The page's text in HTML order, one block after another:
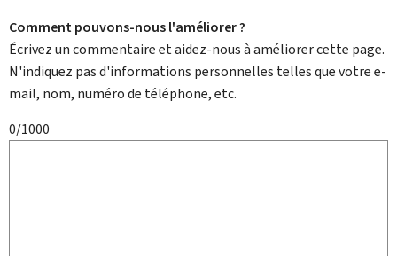
Comment pouvons-nous l'améliorer ?
Écrivez un commentaire et aidez-nous à améliorer cette page.
N'indiquez pas d'informations personnelles telles que votre e-
mail, nom, numéro de téléphone, etc.
0/1000